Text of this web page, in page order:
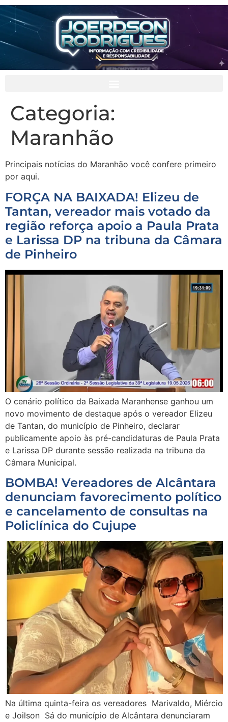
Categoria:
Maranhão
Principais notícias do Maranhão você confere primeiro
por aqui.
FORÇA NA BAIXADA! Elizeu de
Tantan, vereador mais votado da
região reforça apoio a Paula Prata
e Larissa DP na tribuna da Câmara
de Pinheiro
O cenário político da Baixada Maranhense ganhou um
novo movimento de destaque após o vereador Elizeu
de Tantan, do município de Pinheiro, declarar
publicamente apoio às pré-candidaturas de Paula Prata
e Larissa DP durante sessão realizada na tribuna da
Câmara Municipal.
BOMBA! Vereadores de Alcântara
denunciam favorecimento político
e cancelamento de consultas na
Policlínica do Cujupe
Na última quinta-feira os vereadores Marivaldo, Miércio
e Joilson Sá do município de Alcântara denunciaram